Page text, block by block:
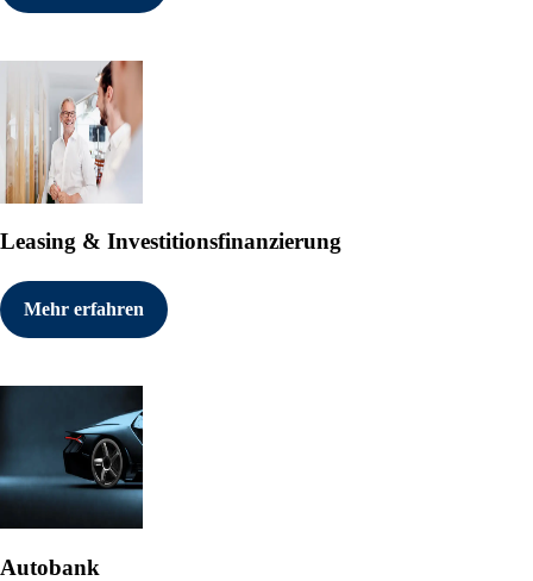
Leasing & Investitionsfinanzierung
Mehr erfahren
Autobank